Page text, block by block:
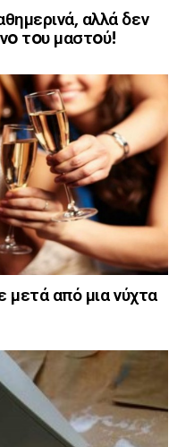
αλλά δεν
τoυ μαστoύ!
μετά από μια νύχτα